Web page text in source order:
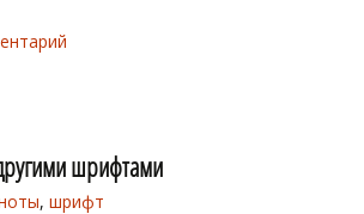
шрифтами
, шрифт